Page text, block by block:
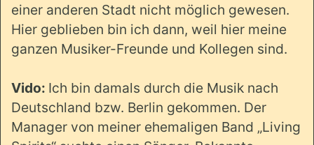
einer anderen Stadt nicht möglich gewesen.
Hier geblieben bin ich dann, weil hier meine
ganzen Musiker-Freunde und Kollegen sind.
Vido: Ich bin damals durch die Musik nach
Deutschland bzw. Berlin gekommen. Der
Manager von meiner ehemaligen Band „Living